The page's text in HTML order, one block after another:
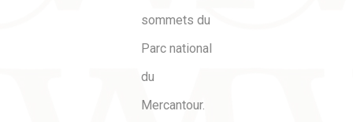
sommets du
Parc national
du
Mercantour.